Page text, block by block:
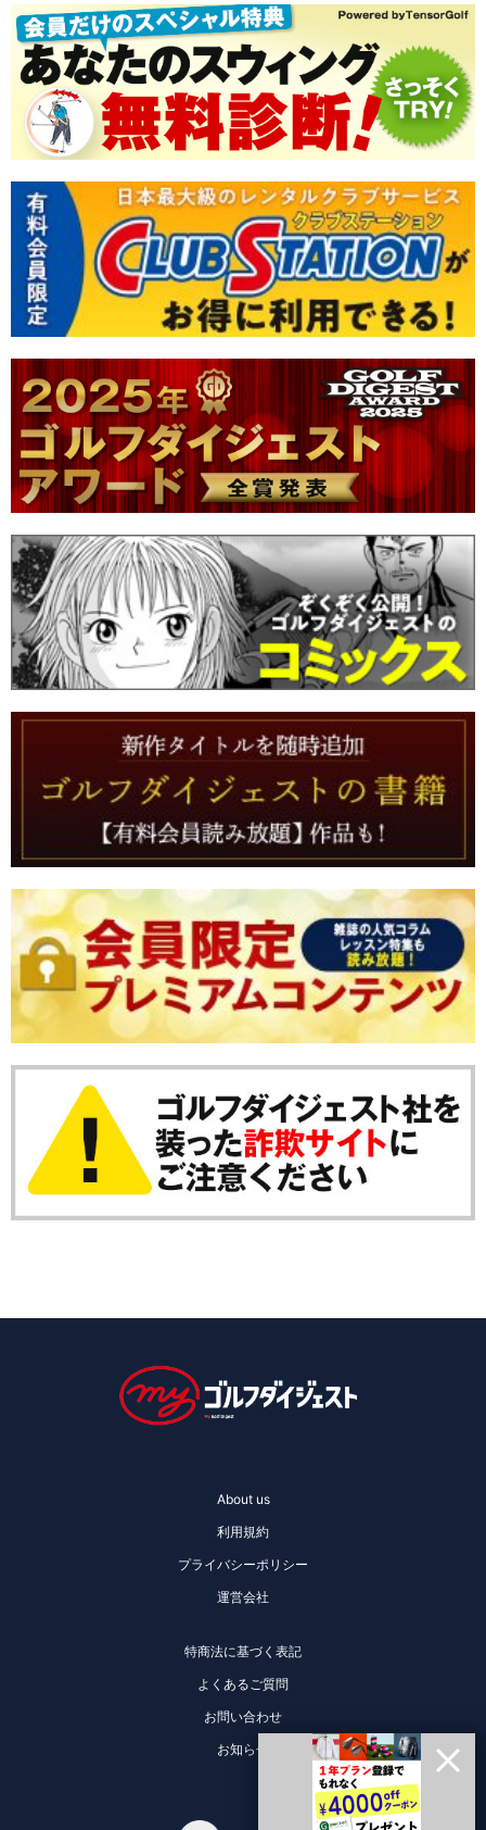
About us
利用規約
プライバシーポリシー
運営会社
特商法に基づく表記
よくあるご質問
お問い合わせ
お知らせ